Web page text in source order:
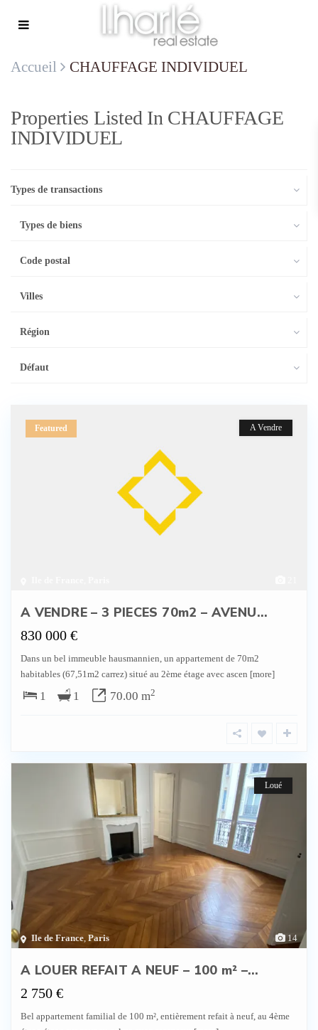
Accueil CHAUFFAGE INDIVIDUEL
Properties Listed In CHAUFFAGE
INDIVIDUEL
Types de transactions
Types de biens
Code postal
Villes
Région
Défaut
Featured A Vendre
A VENDRE – 3 PIECES 70m2 – AVENU...
830 000 €
Dans un bel immeuble hausmannien, un appartement de 70m2
habitables (67,51m2 carrez) situé au 2ème étage avec ascen [more]
1 1 70.00 m2
14
Ile de France Paris
Loué
A LOUER REFAIT A NEUF – 100 m² –...
2 750 €
Bel appartement familial de 100 m², entièrement refait à neuf, au 4ème